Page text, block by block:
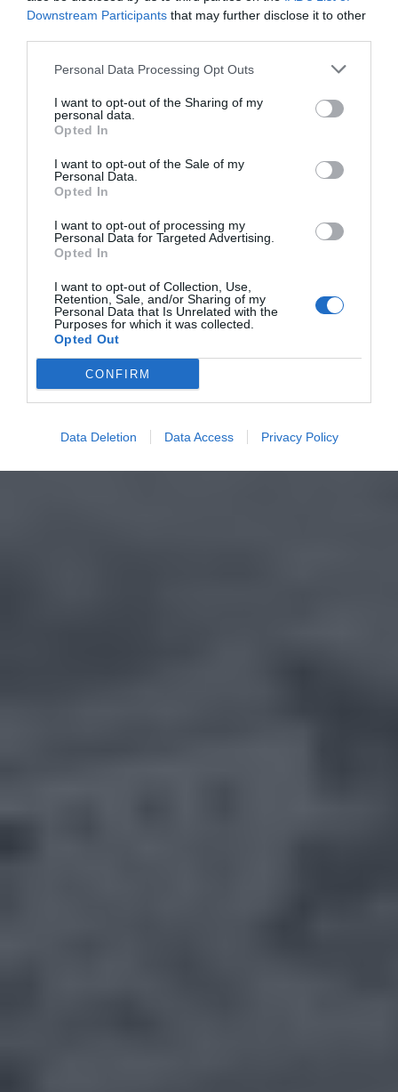
Downstream Participants that may further disclose it to other
Personal Data Processing Opt Outs
I want to opt-out of the Sharing of my
personal data.
Opted In
I want to opt-out of the Sale of my
Personal Data.
Opted In
I want to opt-out of processing my
Personal Data for Targeted Advertising.
Opted In
I want to opt-out of Collection, Use,
Retention, Sale, and/or Sharing of my
Personal Data that Is Unrelated with the
Purposes for which it was collected.
Opted Out
CONFIRM
Data Deletion Data Access Privacy Policy